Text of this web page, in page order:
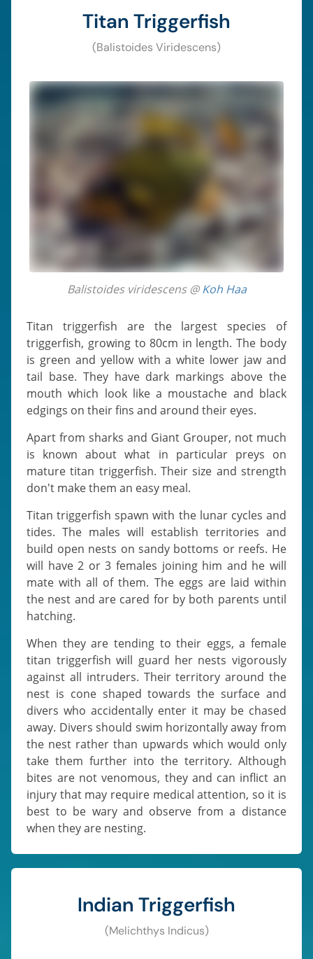
Titan Triggerfish
(Balistoides Viridescens)
Balistoides viridescens @Koh Haa
Titan triggerfish are the largest species of
triggerfish, growing to 80cm in length. The body
is green and yellow with a white lower jaw and
tail base. They have dark markings above the
mouth which look like a moustache and black
edgings on their fins and around their eyes.
Apart from sharks and Giant Grouper, not much
is known about what in particular preys on
mature titan triggerfish. Their size and strength
don't make them an easy meal.
Titan triggerfish spawn with the lunar cycles and
tides. The males will establish territories and
build open nests on sandy bottoms or reefs. He
will have 2 or 3 females joining him and he will
mate with all of them. The eggs are laid within
the nest and are cared for by both parents until
hatching.
When they are tending to their eggs, a female
titan triggerfish will guard her nests vigorously
against all intruders. Their territory around the
nest is cone shaped towards the surface and
divers who accidentally enter it may be chased
away. Divers should swim horizontally away from
the nest rather than upwards which would only
take them further into the territory. Although
bites are not venomous, they and can inflict an
injury that may require medical attention, so it is
best to be wary and observe from a distance
when they are nesting.
Indian Triggerfish
(Melichthys Indicus)